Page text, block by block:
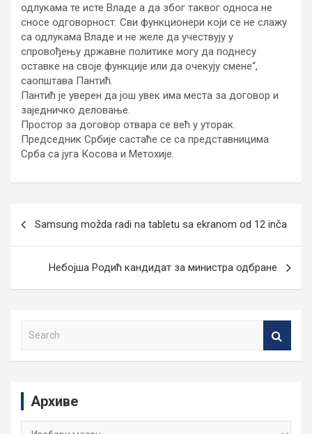
одлукама те исте Владе а да због таквог односа не
сносе одговорност. Сви функционери који се не слажу
са одлукама Владе и не желе да учествују у
спровођењу државне политике могу да поднесу
оставке на своје функције или да очекују смене“,
саопштава Пантић.
Пантић је уверен да још увек има места за договор и
заједничко деловање.
Простор за договор отвара се већ у уторак.
Председник Србије састаће се са представницима
Срба са југа Косова и Метохије.
Samsung možda radi na tabletu sa ekranom od 12 inča
Небојша Родић кандидат за министра одбране
Архиве
Архиве